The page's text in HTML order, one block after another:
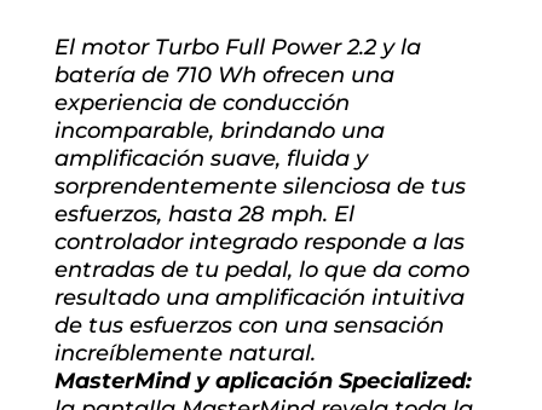
El motor Turbo Full Power 2.2 y la
batería de 710 Wh ofrecen una
experiencia de conducción
incomparable, brindando una
amplificación suave, fluida y
sorprendentemente silenciosa de tus
esfuerzos, hasta 28 mph. El
controlador integrado responde a las
entradas de tu pedal, lo que da como
resultado una amplificación intuitiva
de tus esfuerzos con una sensación
increíblemente natural.
MasterMind y aplicación Specialized: